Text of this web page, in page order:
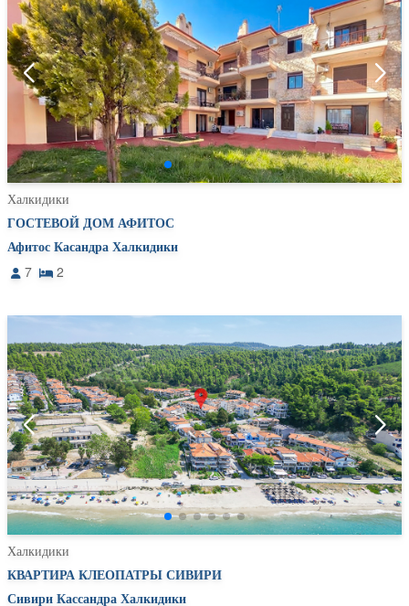
Халкидики
ГОСТЕВОЙ ДОМ АФИТОС
Афитос Касандра Халкидики
7 2
Халкидики
КВАРТИРА КЛЕОПАТРЫ СИВИРИ
Сивири Кассандра Халкидики